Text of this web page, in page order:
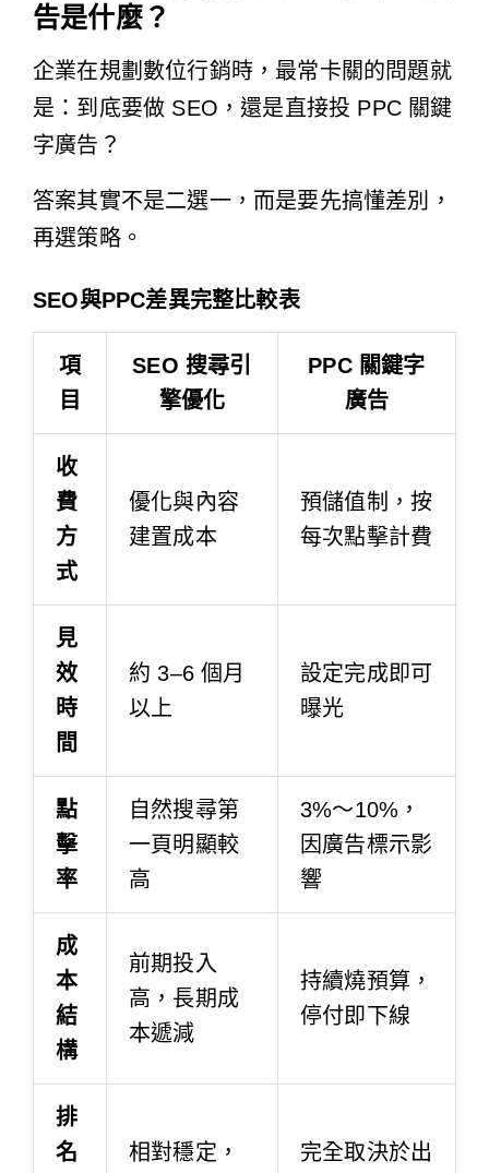
告是什麼？
企業在規劃數位行銷時，最常卡關的問題就
是：到底要做 SEO，還是直接投 PPC 關鍵
字廣告？
答案其實不是二選一，而是要先搞懂差別，
再選策略。
SEO與PPC差異完整比較表
項
目
SEO 搜尋引
擎優化
PPC 關鍵字
廣告
收
費
方
式
優化與內容
建置成本
預儲值制，按
每次點擊計費
見
效
時
間
約 3–6 個月
以上
設定完成即可
曝光
點
擊
率
自然搜尋第
一頁明顯較
高
3%～10%，
因廣告標示影
響
成
本
結
構
前期投入
高，長期成
本遞減
持續燒預算，
停付即下線
排
名
相對穩定，
完全取決於出